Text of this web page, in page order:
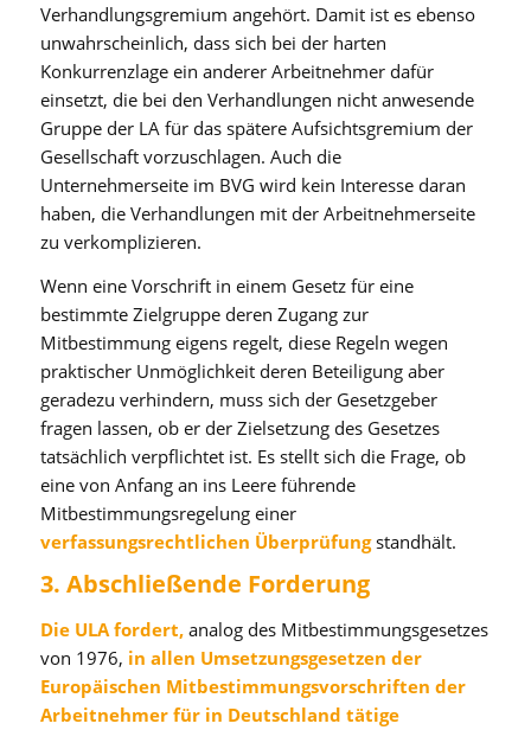
Verhandlungsgremium angehört. Damit ist es ebenso
unwahrscheinlich, dass sich bei der harten
Konkurrenzlage ein anderer Arbeitnehmer dafür
einsetzt, die bei den Verhandlungen nicht anwesende
Gruppe der LA für das spätere Aufsichtsgremium der
Gesellschaft vorzuschlagen. Auch die
Unternehmerseite im BVG wird kein Interesse daran
haben, die Verhandlungen mit der Arbeitnehmerseite
zu verkomplizieren.
Wenn eine Vorschrift in einem Gesetz für eine
bestimmte Zielgruppe deren Zugang zur
Mitbestimmung eigens regelt, diese Regeln wegen
praktischer Unmöglichkeit deren Beteiligung aber
geradezu verhindern, muss sich der Gesetzgeber
fragen lassen, ob er der Zielsetzung des Gesetzes
tatsächlich verpflichtet ist. Es stellt sich die Frage, ob
eine von Anfang an ins Leere führende
Mitbestimmungsregelung einer
verfassungsrechtlichen Überprüfungstandhält.
3. Abschließende Forderung
Die ULA fordert,analog des Mitbestimmungsgesetzes
von 1976, in allen Umsetzungsgesetzen der
Europäischen Mitbestimmungsvorschriften der
Arbeitnehmer für in Deutschland tätige